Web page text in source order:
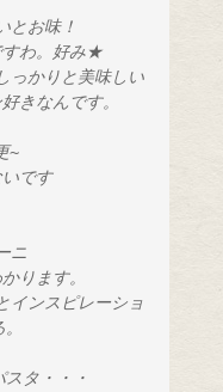
とお味！
すわ。好み★
っかりと美味しい
きなんです。
~
です
ニ
ります。
タ・・・